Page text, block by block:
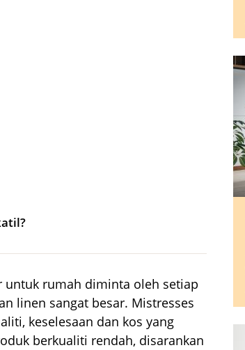
rumah diminta oleh setiap
linen sangat besar. Mistresses
keselesaan dan kos yang
berkualiti rendah, disarankan